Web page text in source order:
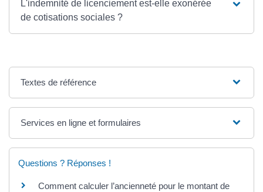
L'indemnité de licenciement est-elle exonérée
de cotisations sociales ?
Textes de référence
Services en ligne et formulaires
Questions ? Réponses !
Comment calculer l’ancienneté pour le montant de